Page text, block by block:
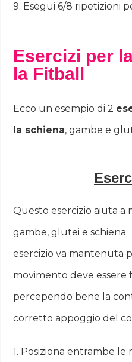
9. Esegui 6/8 ripetizioni
Esercizi per
la Fitball
Ecco un esempio di 2
la schiena, gambe e
Questo esercizio aiuta a
gambe, glutei e schiena.
esercizio va mantenuta
movimento deve
percependo bene la
corretto appoggio del
1. Posiziona entrambe le